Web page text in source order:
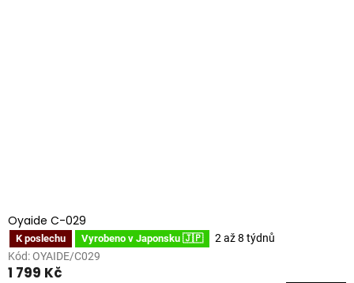
Oyaide C-029
K poslechu Vyrobeno v Japonsku 🇯🇵
2 až 8 týdnů
Kód: OYAIDE/C029
1 799 Kč